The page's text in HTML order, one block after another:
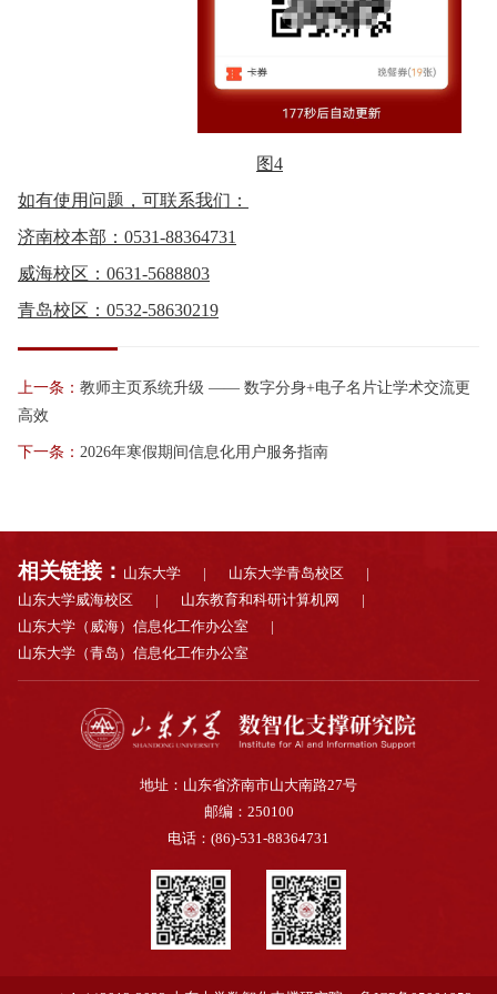
图4
如有使用问题，可联系我们：
济南校本部：0531-88364731
威海校区：0631-5688803
青岛校区 ：0532-58630219
上一条： 教师主页系统升级 —— 数字分身+电子名片让学术交流更
高效
下一条： 2026年寒假期间信息化用户服务指南
相关链接： 山东大学 | 山东大学青岛校区
|
山东大学威海校区
| 山东教育和科研计算机网
|
山东大学（威海）信息化工作办公室
|
山东大学（青岛）信息化工作办公室
地址：山东省济南市山大南路27号
邮编：250100
电话：(86)-531-88364731